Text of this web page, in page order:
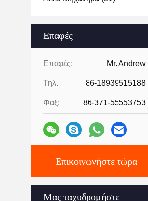
Επαφές
Επαφές: Mr. Andrew
Τηλ.: 86-18939515188
Φαξ: 86-371-55553753
Επικοινωνήστε τώρα
Μας ταχυδρομήστε